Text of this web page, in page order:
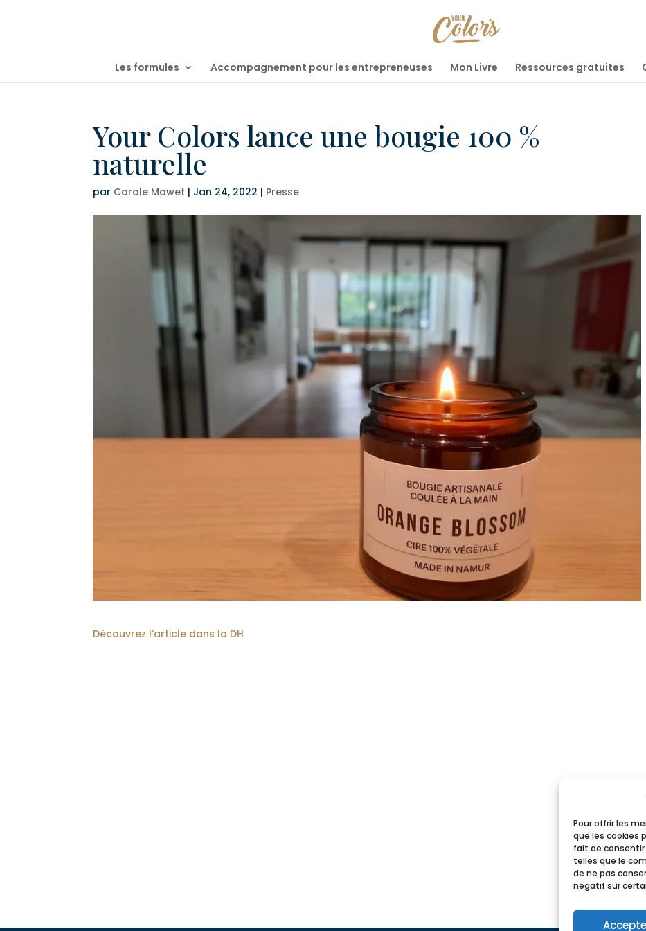
Pour offrir les
que les cookies
fait de
telles que le
de ne pas
négatif sur
Les formules Accompagnement pour les entrepreneuses Mon Livre Ressources gratuites
Your Colors lance une bougie 100 %
naturelle
par Carole Mawet | Jan 24, 2022 | Presse
Découvrez l’article dans la DH